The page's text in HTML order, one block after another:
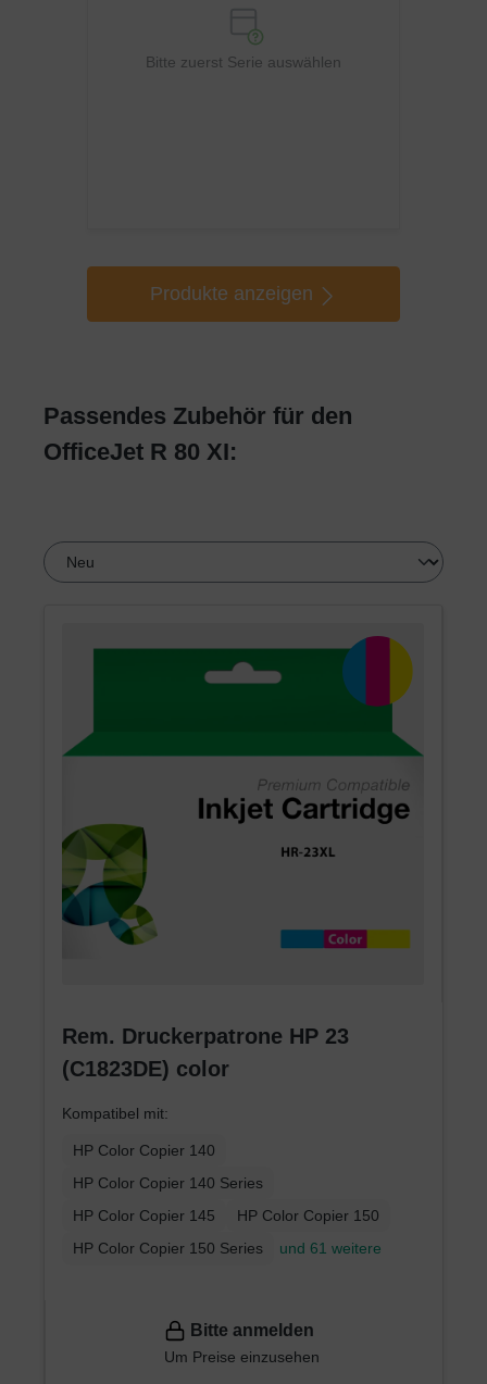
Bitte zuerst Serie auswählen
Produkte anzeigen
Passendes Zubehör für den
OfficeJet R 80 XI:
Rem. Druckerpatrone HP 23
(C1823DE) color
Kompatibel mit:
HP Color Copier 140
HP Color Copier 140 Series
HP Color Copier 145
HP Color Copier 150
HP Color Copier 150 Series
und 61 weitere
Bitte anmelden
Um Preise einzusehen